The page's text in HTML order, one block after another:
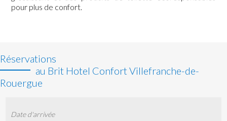
pour plus de confort.
Réservations
au Brit Hotel Confort Villefranche-de-
Rouergue
Date d'arrivée